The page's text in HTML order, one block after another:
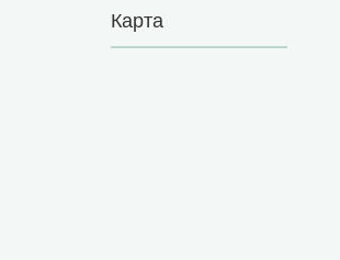
Карта